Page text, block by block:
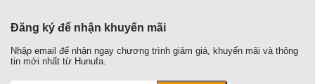
Đăng ký để nhận khuyến mãi
Nhập email để nhận ngay chương trình giảm giá, khuyến mãi và thông
tin mới nhất từ Hunufa.